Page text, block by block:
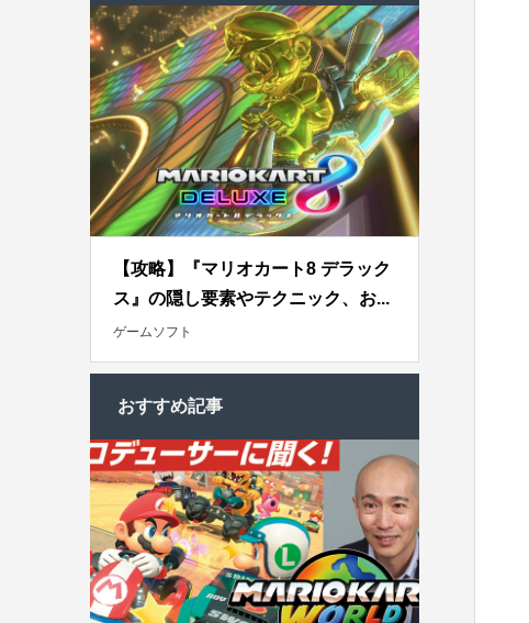
【攻略】『マリオカート8 デラック
ス』の隠し要素やテクニック、お...
ゲームソフト
おすすめ記事